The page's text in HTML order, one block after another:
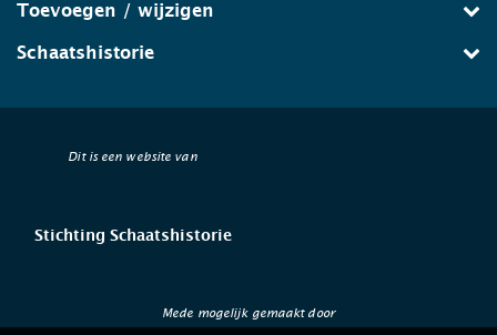
Toevoegen / wijzigen
Schaatshistorie
Dit is een website van
Stichting Schaatshistorie
Mede mogelijk gemaakt door